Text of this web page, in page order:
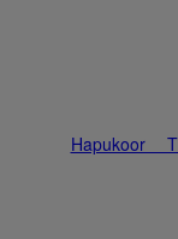
Hapukoor